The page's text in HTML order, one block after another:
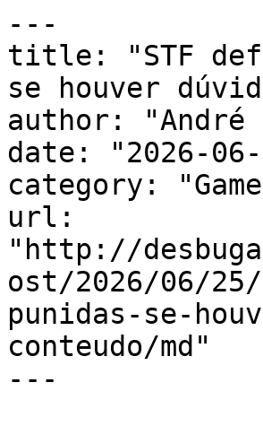
---
title: "STF
se houver
author:
date: "2026-
category:
url:
"http://
ost/2026/06/
punidas-se-
conteudo/md"
---